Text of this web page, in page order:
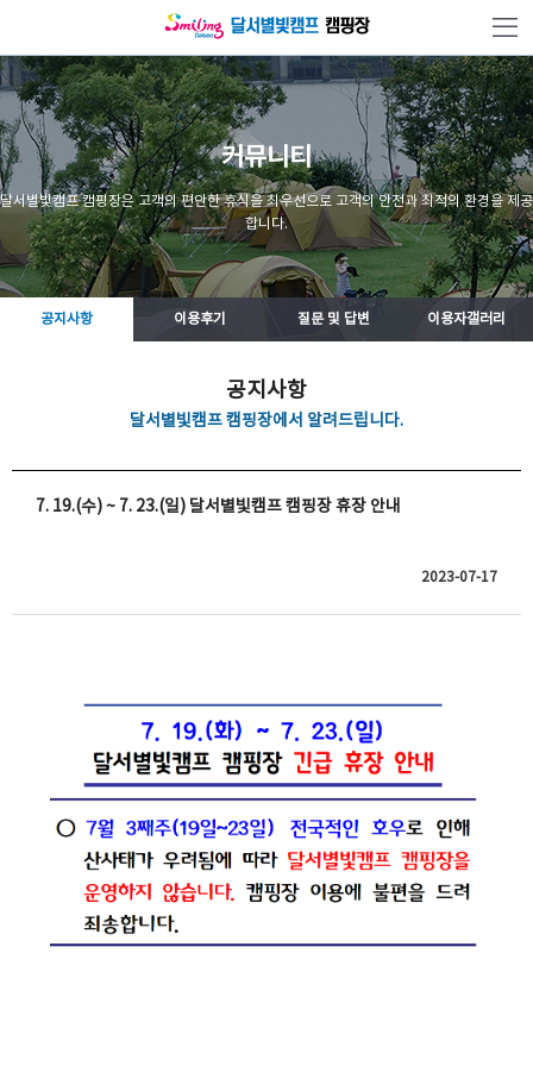
커뮤니티
달서별빛캠프 캠핑장은 고객의 편안한 휴식을 최우선으로 고객의 안전과 최적의 환경을 제공
합니다.
공지사항 이용후기 질문 및 답변 이용자갤러리
공지사항
달서별빛캠프 캠핑장에서 알려드립니다.
7. 19.(수) ~ 7. 23.(일) 달서별빛캠프 캠핑장 휴장 안내
2023-07-17